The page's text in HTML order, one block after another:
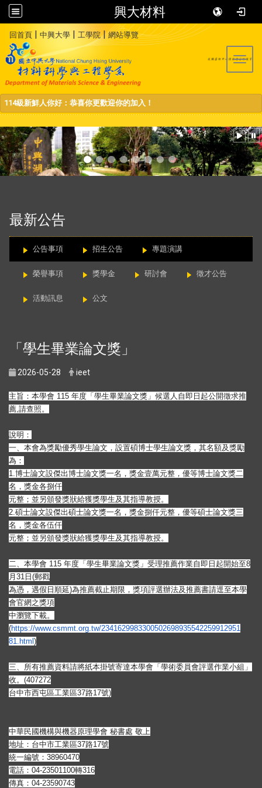
興大材料
回首頁 | 中興大學 | 工學院|網站導覽
114級新鮮人你好：恭喜你更歡迎你的加入！
最新公告
公告事項 招生公告 專題演講
榮譽事項 獎學金 研討會 徵才公告
活動訊息 公文
「學生畢業論文獎」
2026-05-28 ieet
主旨：本學會 115 年度「學生畢業論文獎」候選人自即日起公開徵求推
薦,請查照。
說明：
一、本會為獎勵優秀學生論文，設置碩博士學生論文獎，其名額及獎勵
為：
1.博士論文設傑出博士論文獎一名，獎金壹萬元整，優等博士論文獎二
名，獎金各捌仟
元整；並另頒發獎狀給獲獎學生及其指導教授。
2.碩士論文設傑出碩士論文獎一名，獎金捌仟元整，優等碩士論文獎三
名，獎金各伍仟
元整；並另頒發獎狀給獲獎學生及其指導教授。
二、本學會 115 年度「學生畢業論文獎」受理推薦作業自即日起開始至8
月31日(郵戳
為憑，遇假日順延)為推薦截止期限，獎項評選辦法及推薦書請逕至本學
會官網之獎項
中瀏覽下載。
(https://www.csmmt.org.tw/2341 629983300502698935542259912951
81.html )
三、所有推薦資料請將紙本掛號寄達本學會「學術委員會評選作業小組」
收。(407272
台中市西屯區工業區37路17號)
中華民國機構與機器原理學會 秘書處 敬上
地址：台中市工業區37路17號
統一編號：38960470
電話：04-23501100轉316
傳真：04-23590743